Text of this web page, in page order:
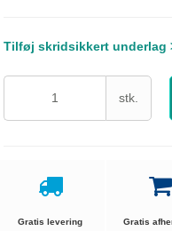
Tilføj skridsikkert underlag
stk.
Gratis levering
Gratis